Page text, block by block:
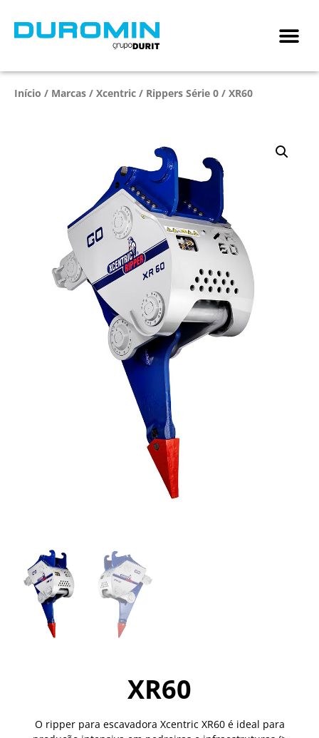
Início / Marcas / Xcentric / Rippers Série 0 / XR60
XR60
O ripper para escavadora Xcentric XR60 é ideal para